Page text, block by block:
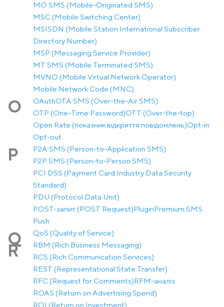
MO SMS (Mobile-Originated SMS)
MSC (Mobile Switching Center)
MSISDN (Mobile Station International Subscriber
Directory Number)
MSP (Messaging Service Provider)
MT SMS (Mobile Terminated SMS)
MVNO (Mobile Virtual Network Operator)
Mobile Network Code (MNC)
O OAuthOTA SMS (Over-the-Air SMS)
OTP (One-Time Password)OTT (Over-the-top)
Open Rate (показник відкриття повідомлень)Opt-in
Opt-out
P
P2A SMS (Person-to-Application SMS)
P2P SMS (Person-to-Person SMS)
PCI DSS (Payment Card Industry Data Security
Standard)
PDU (Protocol Data Unit)
POST-запит (POST Request)PluginPremium SMS
Push
Q QoS (Quality of Service)
R
RBM (Rich Business Messaging)
RCS (Rich Communication Services)
REST (Representational State Transfer)
RFC (Request for Comments)RFM-аналіз
ROAS (Return on Advertising Spend)
ROI (Return on Investment)